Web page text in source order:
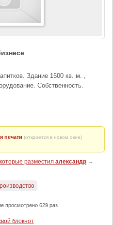
Здание 1500 кв. м. ,
Собственность.
печати (откроется в новом окне)
разместил александр →
просмотрено 629 раз
блокнот